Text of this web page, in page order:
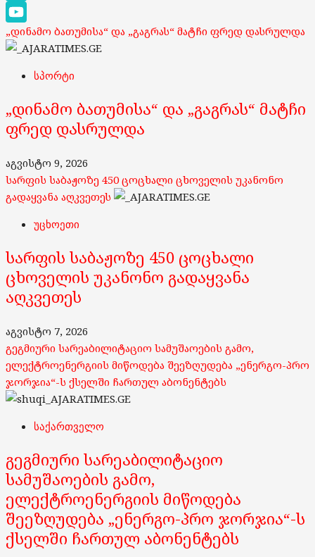
Maps
X
YouTube
Channel
„დინამო ბათუმისა“ და „გაგრას“ მატჩი ფრედ დასრულდა
სპორტი
„დინამო ბათუმისა“ და „გაგრას“ მატჩი
ფრედ დასრულდა
აგვისტო 9, 2026
სარფის საბაჟოზე 450 ცოცხალი ცხოველის უკანონო
გადაყვანა აღკვეთეს
უცხოეთი
სარფის საბაჟოზე 450 ცოცხალი
ცხოველის უკანონო გადაყვანა
აღკვეთეს
აგვისტო 7, 2026
გეგმიური სარეაბილიტაციო სამუშაოების გამო,
ელექტროენერგიის მიწოდება შეეზღუდება „ენერგო-პრო
ჯორჯია“-ს ქსელში ჩართულ აბონენტებს
საქართველო
გეგმიური სარეაბილიტაციო
სამუშაოების გამო,
ელექტროენერგიის მიწოდება
შეეზღუდება „ენერგო-პრო ჯორჯია“-ს
ქსელში ჩართულ აბონენტებს